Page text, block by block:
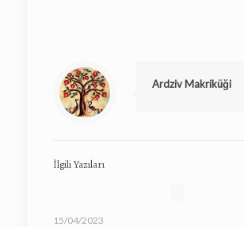
Ardziv Makriküği
İlgili Yazıları
15/04/2023